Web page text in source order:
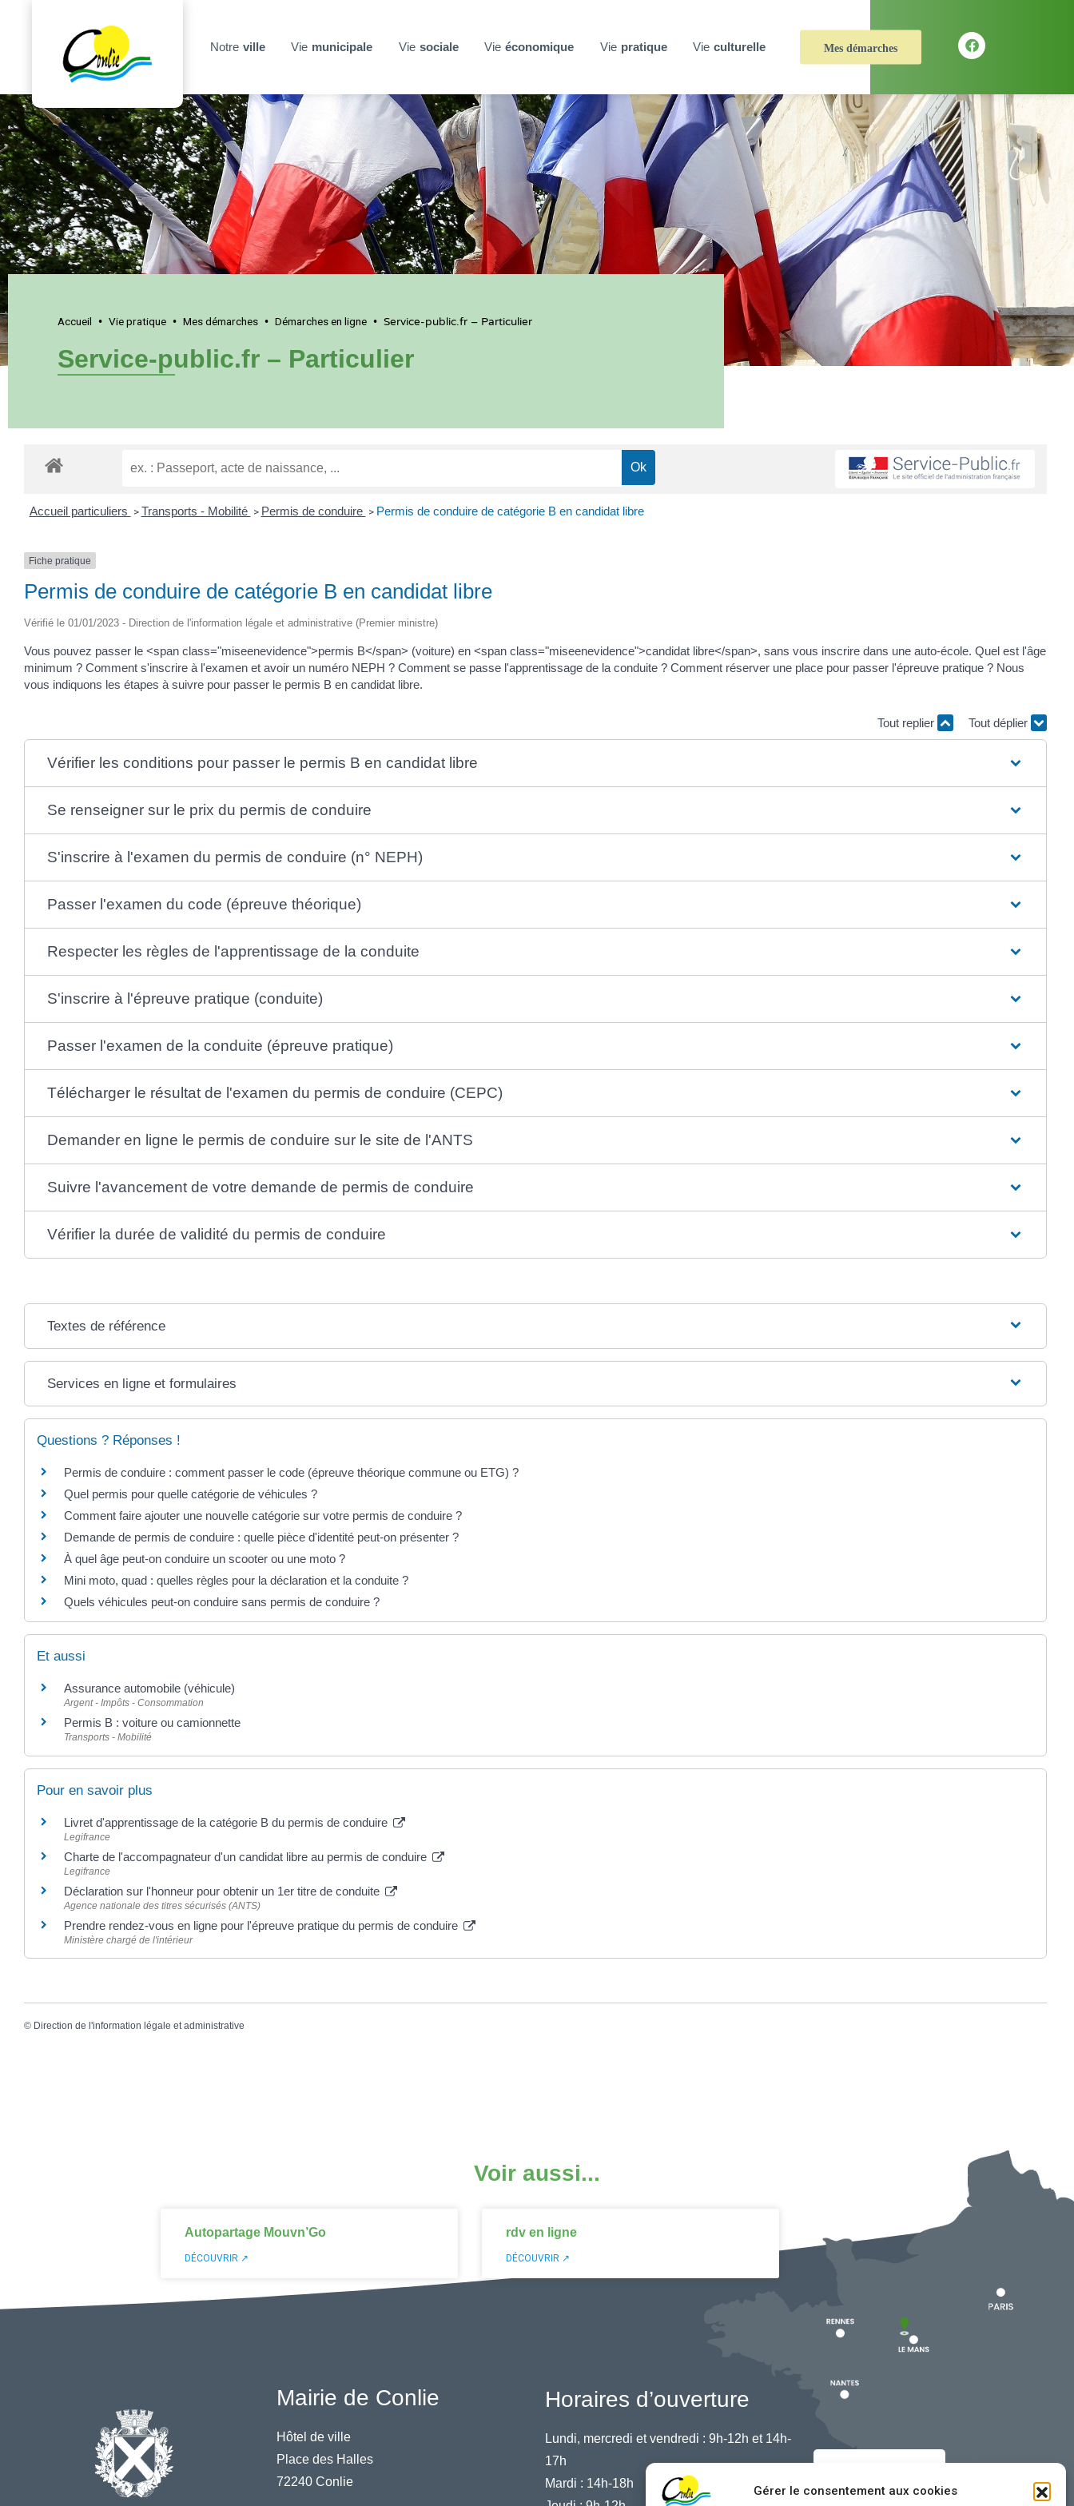
Gérer le consentement aux cookies
Notre ville Vie municipale Vie sociale Vie économique Vie pratique Vie culturelle Mes démarches
Accueil • Vie pratique • Mes démarches • Démarches en ligne • Service-public.fr – Particulier
Service-public.fr – Particulier
Accueil particuliers > Transports - Mobilité > Permis de conduire > Permis de conduire de catégorie B en candidat libre
Fiche pratique
Permis de conduire de catégorie B en candidat libre
Vérifié le 01/01/2023 - Direction de l'information légale et administrative (Premier ministre)
Vous pouvez passer le <span class="miseenevidence">permis B</span> (voiture) en <span class="miseenevidence">candidat libre</span>, sans vous inscrire dans une auto-école. Quel est l'âge
minimum ? Comment s'inscrire à l'examen et avoir un numéro NEPH ? Comment se passe l'apprentissage de la conduite ? Comment réserver une place pour passer l'épreuve pratique ? Nous
vous indiquons les étapes à suivre pour passer le permis B en candidat libre.
Tout replier Tout déplier
Vérifier les conditions pour passer le permis B en candidat libre
Se renseigner sur le prix du permis de conduire
S'inscrire à l'examen du permis de conduire (n° NEPH)
Passer l'examen du code (épreuve théorique)
Respecter les règles de l'apprentissage de la conduite
S'inscrire à l'épreuve pratique (conduite)
Passer l'examen de la conduite (épreuve pratique)
Télécharger le résultat de l'examen du permis de conduire (CEPC)
Demander en ligne le permis de conduire sur le site de l'ANTS
Suivre l'avancement de votre demande de permis de conduire
Vérifier la durée de validité du permis de conduire
Textes de référence
Services en ligne et formulaires
Questions ? Réponses !
Permis de conduire : comment passer le code (épreuve théorique commune ou ETG) ?
Quel permis pour quelle catégorie de véhicules ?
Comment faire ajouter une nouvelle catégorie sur votre permis de conduire ?
Demande de permis de conduire : quelle pièce d'identité peut-on présenter ?
À quel âge peut-on conduire un scooter ou une moto ?
Mini moto, quad : quelles règles pour la déclaration et la conduite ?
Quels véhicules peut-on conduire sans permis de conduire ?
Et aussi
Assurance automobile (véhicule)
Argent - Impôts - Consommation
Permis B : voiture ou camionnette
Transports - Mobilité
Pour en savoir plus
Livret d'apprentissage de la catégorie B du permis de conduire
Legifrance
Charte de l'accompagnateur d'un candidat libre au permis de conduire
Legifrance
Déclaration sur l'honneur pour obtenir un 1er titre de conduite
Agence nationale des titres sécurisés (ANTS)
Prendre rendez-vous en ligne pour l'épreuve pratique du permis de conduire
Ministère chargé de l'intérieur
© Direction de l'information légale et administrative
Voir aussi...
Autopartage Mouvn’Go
DÉCOUVRIR ↗
rdv en ligne
DÉCOUVRIR ↗
Mairie de Conlie
Hôtel de ville
Place des Halles
72240 Conlie
Horaires d’ouverture
Lundi, mercredi et vendredi : 9h-12h et 14h-
17h
Mardi : 14h-18h